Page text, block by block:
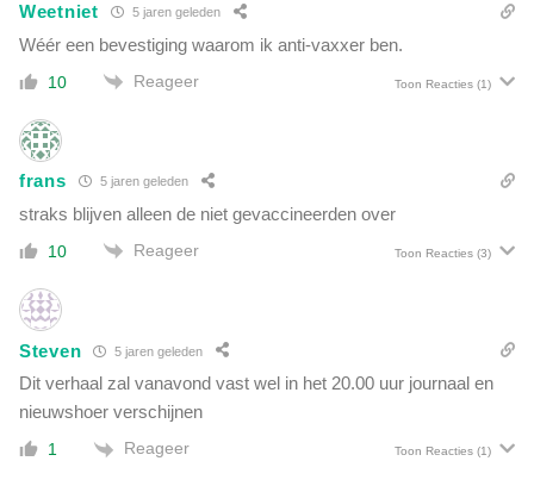
Weetniet 5 jaren geleden
Wéér een bevestiging waarom ik anti-vaxxer ben.
10 Reageer Toon Reacties (1)
frans 5 jaren geleden
straks blijven alleen de niet gevaccineerden over
10 Reageer Toon Reacties (3)
Steven 5 jaren geleden
Dit verhaal zal vanavond vast wel in het 20.00 uur journaal en
nieuwshoer verschijnen
1 Reageer Toon Reacties (1)